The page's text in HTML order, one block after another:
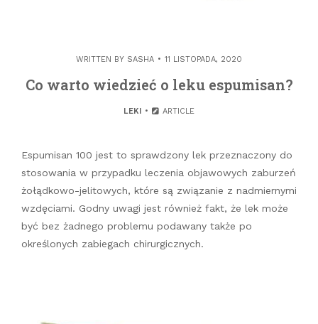
WRITTEN BY SASHA 11 LISTOPADA, 2020
Co warto wiedzieć o leku espumisan?
LEKI ARTICLE
Espumisan 100 jest to sprawdzony lek przeznaczony do
stosowania w przypadku leczenia objawowych zaburzeń
żołądkowo-jelitowych, które są związanie z nadmiernymi
wzdęciami. Godny uwagi jest również fakt, że lek może
być bez żadnego problemu podawany także po
określonych zabiegach chirurgicznych.